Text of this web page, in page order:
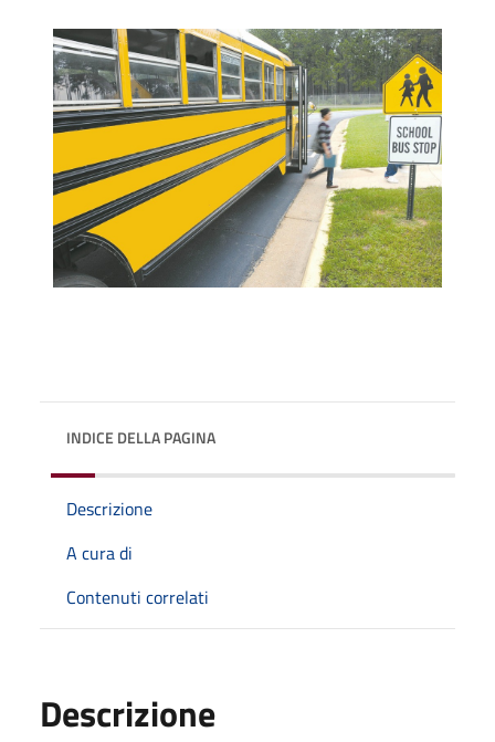
INDICE DELLA PAGINA
Descrizione
A cura di
Contenuti correlati
Descrizione